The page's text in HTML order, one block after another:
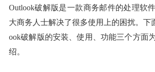
Outlook破解版是一款商务邮件的处理软
大商务人士解决了很多使用上的困扰。下
ook破解版的安装、使用、功能三个方面
绍。